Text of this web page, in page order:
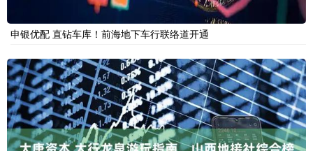
申银优配 直钻车库！前海地下车行联络道开通